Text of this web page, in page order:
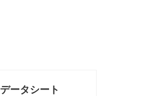
ータシート